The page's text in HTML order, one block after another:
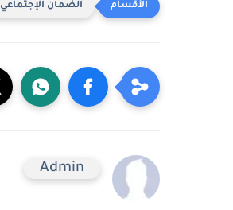
الضمان الإجتماعي
Admin